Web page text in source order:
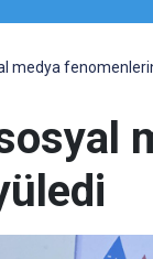
medya